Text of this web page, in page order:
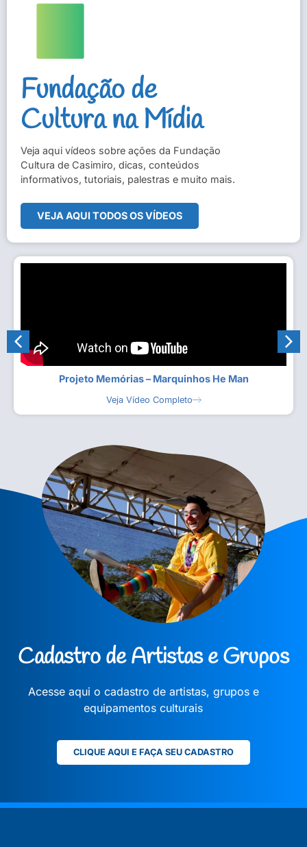
Fundação de
Cultura na Mídia
Veja aqui vídeos sobre ações da Fundação
Cultura de Casimiro, dicas, conteúdos
informativos, tutoriais, palestras e muito mais.
VEJA AQUI TODOS OS VÍDEOS
Projeto Memórias – Marquinhos He Man
Veja Vídeo Completo
Cadastro de Artistas e Grupos
Acesse aqui o cadastro de artistas, grupos e
equipamentos culturais
CLIQUE AQUI E FAÇA SEU CADASTRO